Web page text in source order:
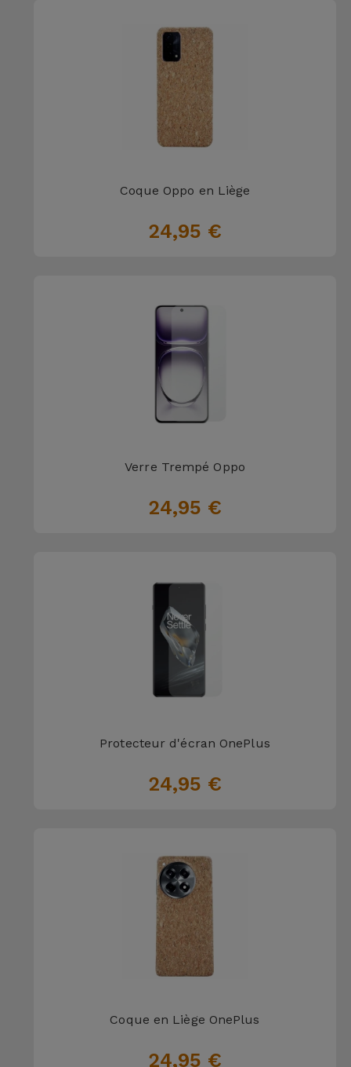
Coque Oppo en Liège
24,95 €
Verre Trempé Oppo
24,95 €
Protecteur d'écran OnePlus
24,95 €
Coque en Liège OnePlus
24,95 €